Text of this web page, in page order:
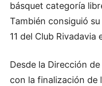
básquet categoría
También consiguió
11 del Club Rivadavia
Desde la Dirección
con la finalización de